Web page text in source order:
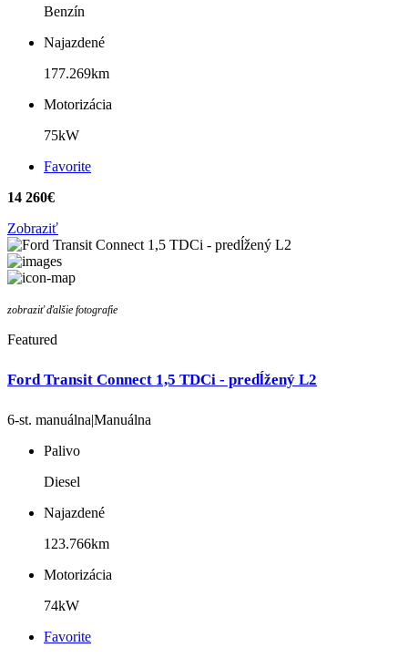
Benzín
Najazdené
177.269km
Motorizácia
75kW
Favorite
14 260€
Zobraziť
zobraziť ďalšie fotografie
Featured
Ford Transit Connect 1,5 TDCi - predĺžený L2
6-st. manuálna|Manuálna
Palivo
Diesel
Najazdené
123.766km
Motorizácia
74kW
Favorite